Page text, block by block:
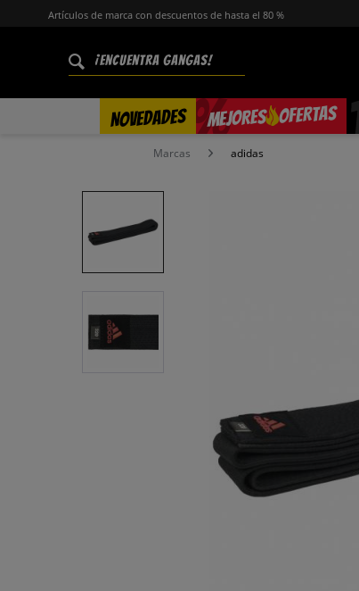
Artículos de marca con descuentos de hasta el 80 %
NOVEDADES MEJORES OFERTAS
%
Marcas adidas